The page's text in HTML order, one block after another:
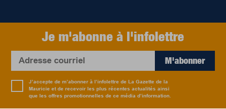
Je m'abonne à l'infolettre
M'abonner
J’accepte de m’abonner à l’infolettre de La Gazette de la
Mauricie et de recevoir les plus récentes actualités ainsi
que les offres promotionnelles de ce média d’information.